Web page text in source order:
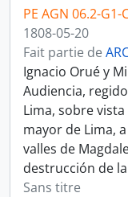
PE AGN 06.2-G1-
1808-05-20
Fait partie de
Ignacio Orué y
Audiencia,
Lima, sobre
mayor de Lima,
valles de
destrucción de la
Sans titre